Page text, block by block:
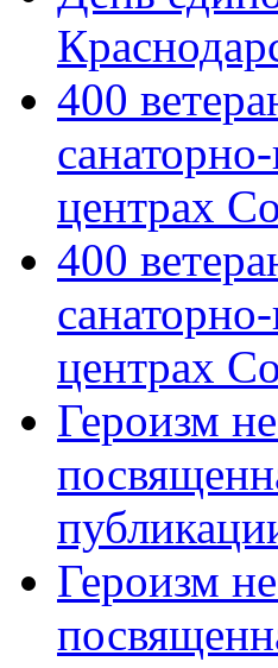
400
центрах
400
центрах
Героизм
Героизм